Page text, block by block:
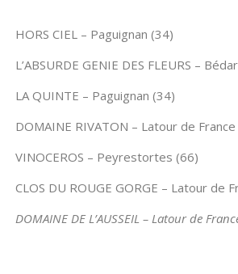
HORS CIEL – Paguignan (34)
L’ABSURDE GENIE DES FLEURS –
LA QUINTE – Paguignan (34)
DOMAINE RIVATON – Latour de
VINOCEROS – Peyrestortes (66)
CLOS DU ROUGE GORGE – Latour de
DOMAINE DE L’AUSSEIL – Latour de